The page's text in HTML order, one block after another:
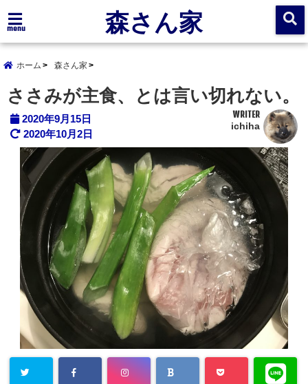
menu 森さん家
ホーム 森さん家
ささみが主食、とは言い切れない。
2020年9月15日
2020年10月2日
WRITER
ichiha